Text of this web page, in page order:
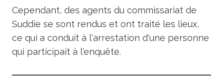
Cependant, des agents du commissariat de
Suddie se sont rendus et ont traité les lieux,
ce qui a conduit à l'arrestation d'une personne
qui participait à l'enquête.